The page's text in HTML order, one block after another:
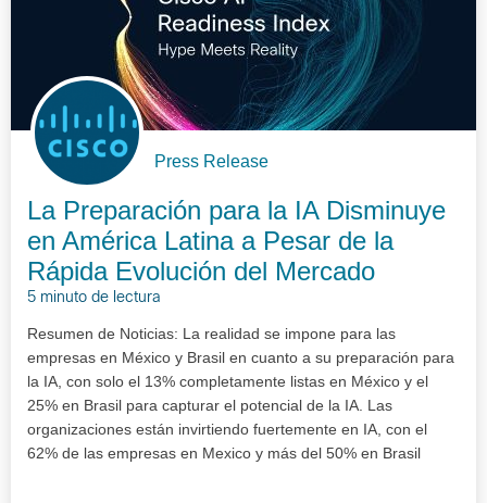
Press Release
La Preparación para la IA Disminuye
en América Latina a Pesar de la
Rápida Evolución del Mercado
5 minuto de lectura
Resumen de Noticias: La realidad se impone para las
empresas en México y Brasil en cuanto a su preparación para
la IA, con solo el 13% completamente listas en México y el
25% en Brasil para capturar el potencial de la IA. Las
organizaciones están invirtiendo fuertemente en IA, con el
62% de las empresas en Mexico y más del 50% en Brasil